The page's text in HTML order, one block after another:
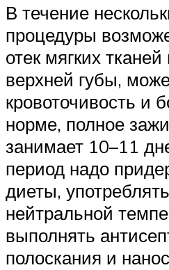
В течение
процедуры
отек мягких
верхней губы,
кровоточивость и
норме, полное
занимает 10–11
период надо
диеты,
нейтральной
выполнять
полоскания и